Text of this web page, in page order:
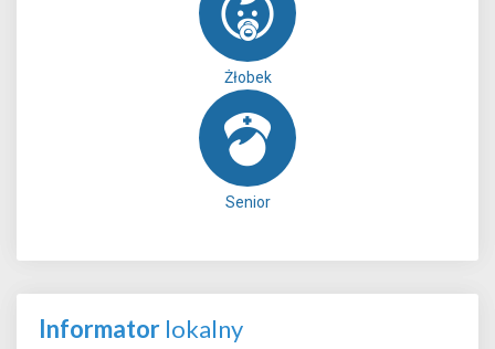
Żłobek
Senior
Informator lokalny